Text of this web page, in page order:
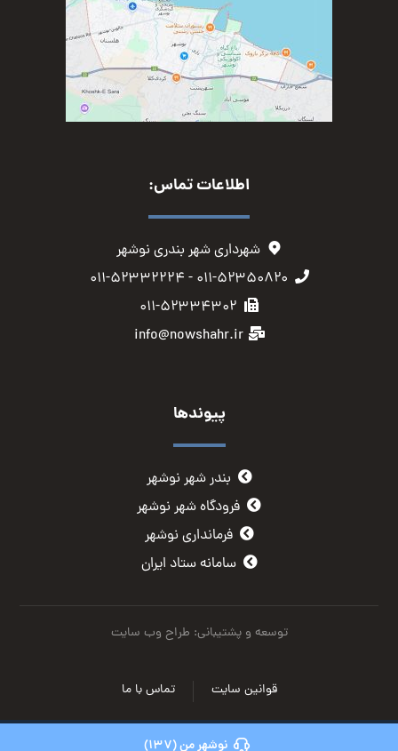
اطلاعات تماس:
شهرداری شهر بندری نوشهر
۰۱۱-۵۲۳۵۰۸۲۰ - ۰۱۱-۵۲۳۳۲۲۲۴
۰۱۱-۵۲۳۳۴۳۰۲
info@nowshahr.ir
پیوندها
بندر شهر نوشهر
فرودگاه شهر نوشهر
فرمانداری نوشهر
سامانه ستاد ایران
توسعه و پشتیبانی: طراح وب سایت
تماس با ما قوانین سایت
نوشهر من (137)